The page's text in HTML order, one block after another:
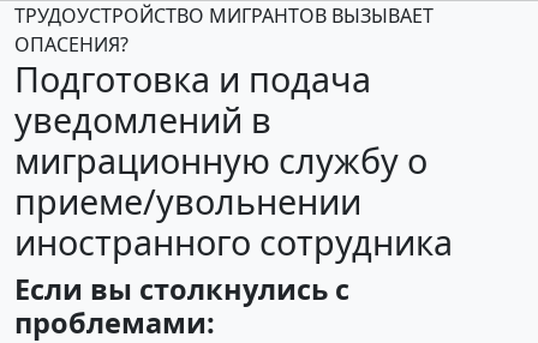
ТРУДОУСТРОЙСТВО МИГРАНТОВ ВЫЗЫВАЕТ
ОПАСЕНИЯ?
Подготовка и подача
уведомлений в
миграционную службу о
приеме/увольнении
иностранного сотрудника
Если вы столкнулись с
проблемами: